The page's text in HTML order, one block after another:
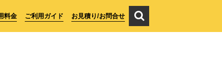
料金 ご利用ガイド お見積り/お問合せ